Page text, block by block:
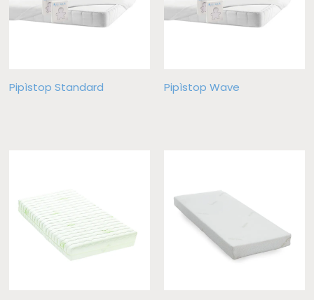
Pipìstop Standard Pipìstop Wave